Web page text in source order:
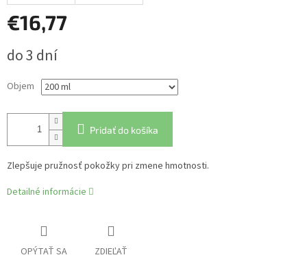
€16,77
cena:
do 3 dní
Objem
Pridať do košíka
Zlepšuje pružnosť pokožky pri zmene hmotnosti.
Detailné informácie
OPÝTAŤ SA ZDIEĽAŤ